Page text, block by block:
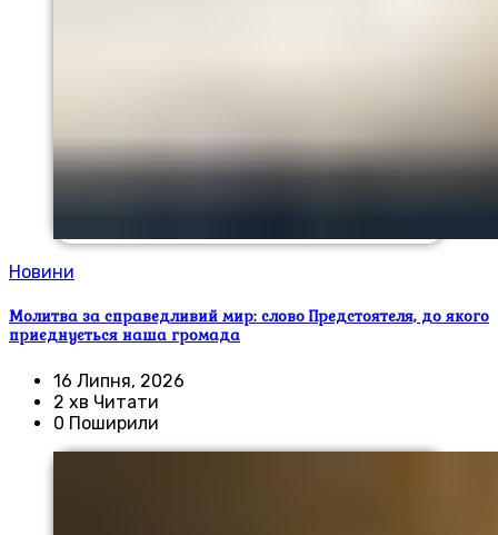
Новини
Молитва за справедливий мир: слово Предстоятеля, до якого
приєднується наша громада
16 Липня, 2026
2 хв Читати
0 Поширили